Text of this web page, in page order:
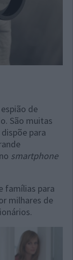
de
São muitas
para
smartphone
famílias para
milhares de